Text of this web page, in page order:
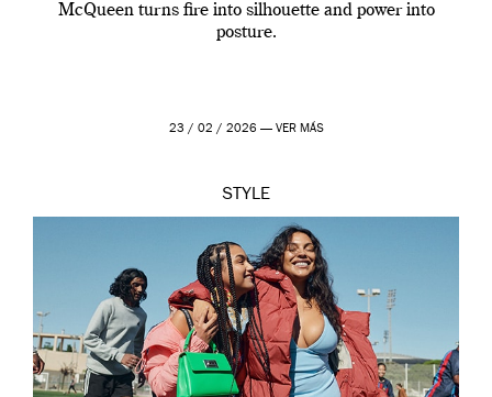
McQueen turns fire into silhouette and power into
posture.
23 / 02 / 2026 — VER MÁS
STYLE